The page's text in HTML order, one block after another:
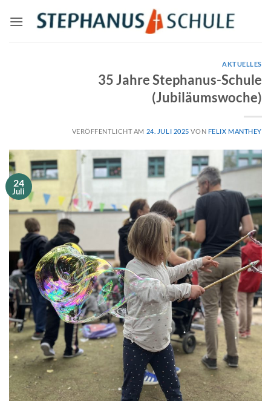
Inhalt
AKTUELLES
35 Jahre Stephanus-Schule
(Jubiläumswoche)
VERÖFFENTLICHT AM 24. JULI 2025 VON FELIX MANTHEY
24
Juli